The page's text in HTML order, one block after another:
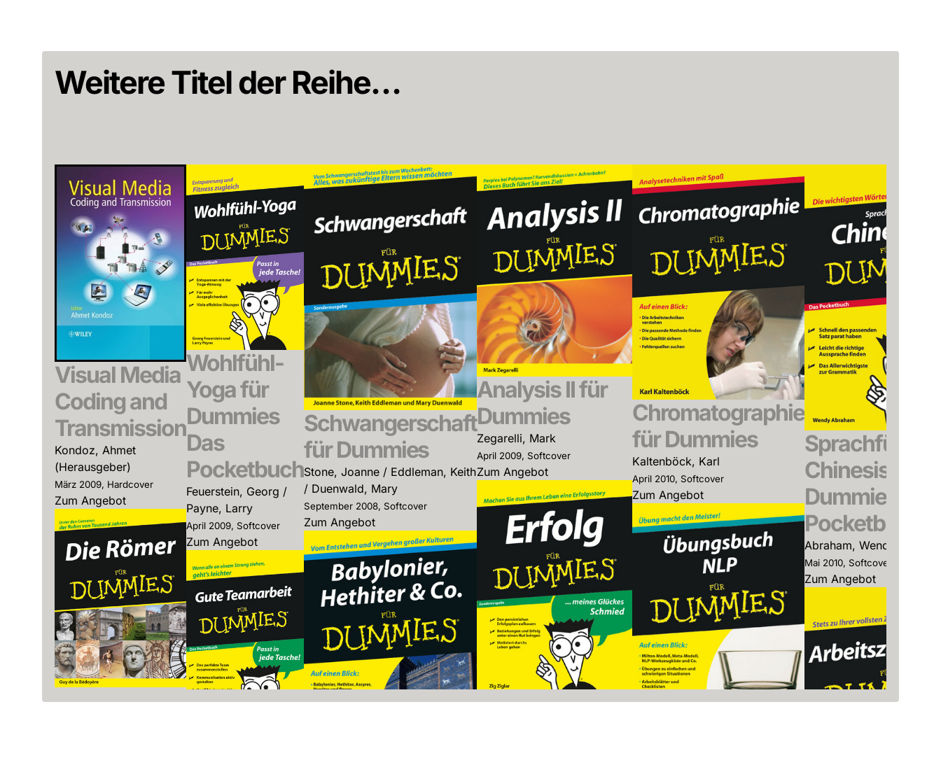
Weitere Titel der Reihe…
Visual Media
Coding and
Transmission
Kondoz, Ahmet
(Herausgeber)
März 2009, Hardcover
Zum Angebot
Die Römer
Wohlfühl-
Yoga für
Dummies
Das
Pocketbuch
Feuerstein, Georg /
Payne, Larry
April 2009, Softcover
Zum Angebot
Schwangerschaft
für Dummies
Stone, Joanne / Eddleman, Keith
/ Duenwald, Mary
September 2008, Softcover
Zum Angebot
Analysis II für
Dummies
Zegarelli, Mark
April 2009, Softcover
Zum Angebot
Erfolg für
Chromatographie
für Dummies
Kaltenböck, Karl
April 2010, Softcover
Zum Angebot
Sprachführer
Chinesisch
Dummies Das
Pocketbuch
Abraham, Wendy
Mai 2010, Softcover
Zum Angebot